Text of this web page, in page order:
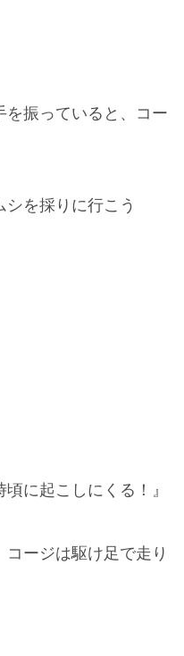
を振っていると、コー
シを採りに行こう
に起こしにくる！』
ージは駆け足で走り